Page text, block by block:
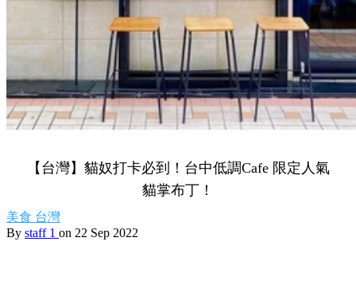
【台灣】貓奴打卡必到！台中低調Cafe 限定人氣
貓掌布丁！
美食 台灣
By staff 1 on 22 Sep 2022